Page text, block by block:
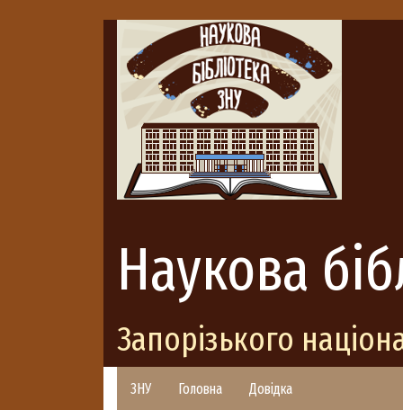
Наукова
Запорізького
ЗНУ Головна Довідка